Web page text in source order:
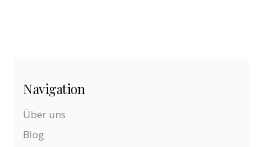
Navigation
Über uns
Blog